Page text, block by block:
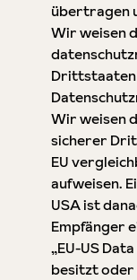
übertragen
Wir weisen
Drittstaaten
Wir weisen
sicherer
EU
aufweisen.
USA ist
Empfänger
„EU-US
besitzt oder